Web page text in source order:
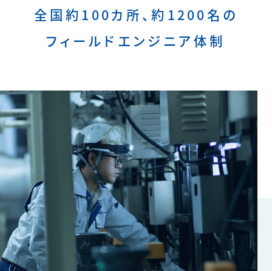
全国約100カ所、約1200名の
フィールドエンジニア体制